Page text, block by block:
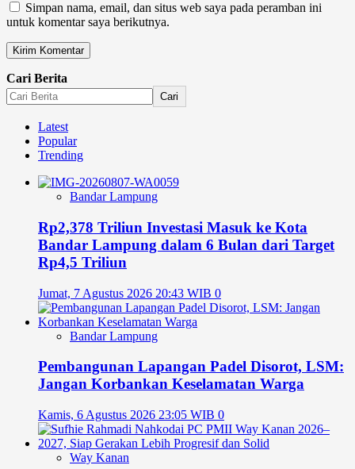
Simpan nama, email, dan situs web saya pada peramban ini
untuk komentar saya berikutnya.
Cari Berita
Cari
Latest
Popular
Trending
Bandar Lampung
Rp2,378 Triliun Investasi Masuk ke Kota
Bandar Lampung dalam 6 Bulan dari Target
Rp4,5 Triliun
Jumat, 7 Agustus 2026 20:43 WIB 0
Bandar Lampung
Pembangunan Lapangan Padel Disorot, LSM:
Jangan Korbankan Keselamatan Warga
Kamis, 6 Agustus 2026 23:05 WIB 0
Way Kanan